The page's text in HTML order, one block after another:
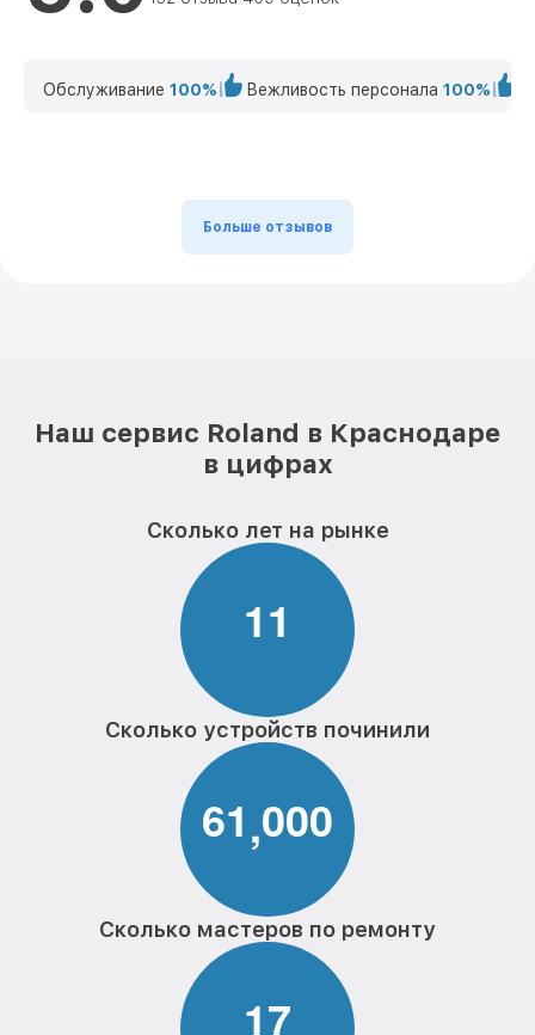
Обслуживание 100% Вежливость персонала 100%
Больше отзывов
Наш сервис Roland в Краснодаре
в цифрах
Сколько лет на рынке
11
Сколько устройств починили
61,000
Сколько мастеров по ремонту
17